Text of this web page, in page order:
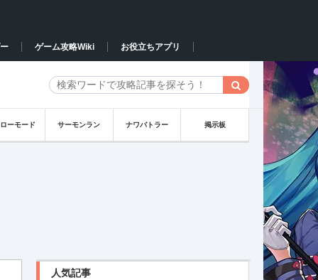
ゲーム攻略Wiki お役立ちアプリ
ーモード サーモンラン ナワバトラー 掲示板
人気記事